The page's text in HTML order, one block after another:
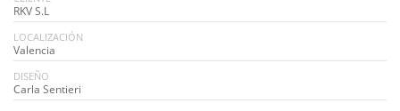
RKV S.L
LOCALIZACIÓN
Valencia
DISEÑO
Carla Sentieri